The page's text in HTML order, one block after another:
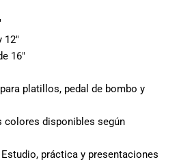
12″
16″
platillos, pedal de bombo y
colores disponibles según
Estudio, práctica y presentaciones